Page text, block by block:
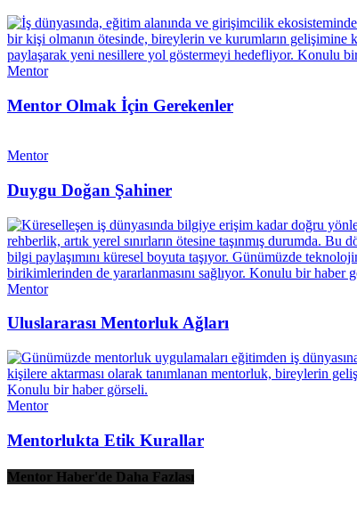
Mentor
Mentor Olmak İçin Gerekenler
Mentor
Duygu Doğan Şahiner
Mentor
Uluslararası Mentorluk Ağları
Mentor
Mentorlukta Etik Kurallar
Mentor Haber'de Daha Fazlası